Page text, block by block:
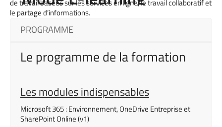
de travail basées sur les services en ligne, le travail collaboratif et
le partage d’informations.
PROGRAMME
Le programme de la formation
Les modules indispensables
Microsoft 365 : Environnement, OneDrive Entreprise et
SharePoint Online (v1)